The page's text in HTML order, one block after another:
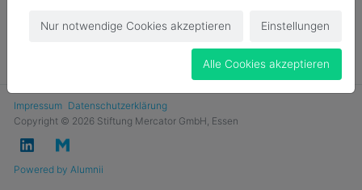
Impressum Datenschutzerklärung
Copyright © 2026 Stiftung Mercator GmbH, Essen
Powered by Alumnii
Nur notwendige Cookies akzeptieren Einstellungen
Alle Cookies akzeptieren